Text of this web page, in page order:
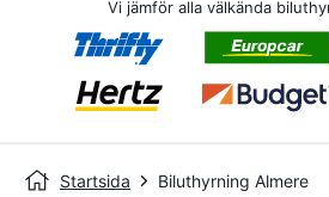
Vi jämför alla välkända
Startsida Biluthyrning Almere